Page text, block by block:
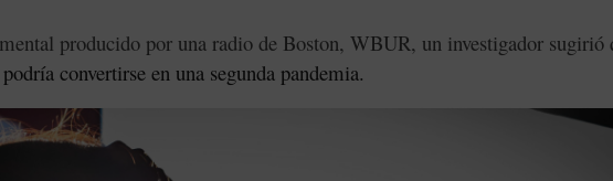
producido por una radio de Boston, WBUR, un investigador
podría convertirse en una segunda pandemia.